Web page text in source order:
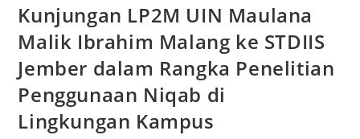
Kunjungan LP2M UIN Maulana
Malik Ibrahim Malang ke STDIIS
Jember dalam Rangka Penelitian
Penggunaan Niqab di
Lingkungan Kampus